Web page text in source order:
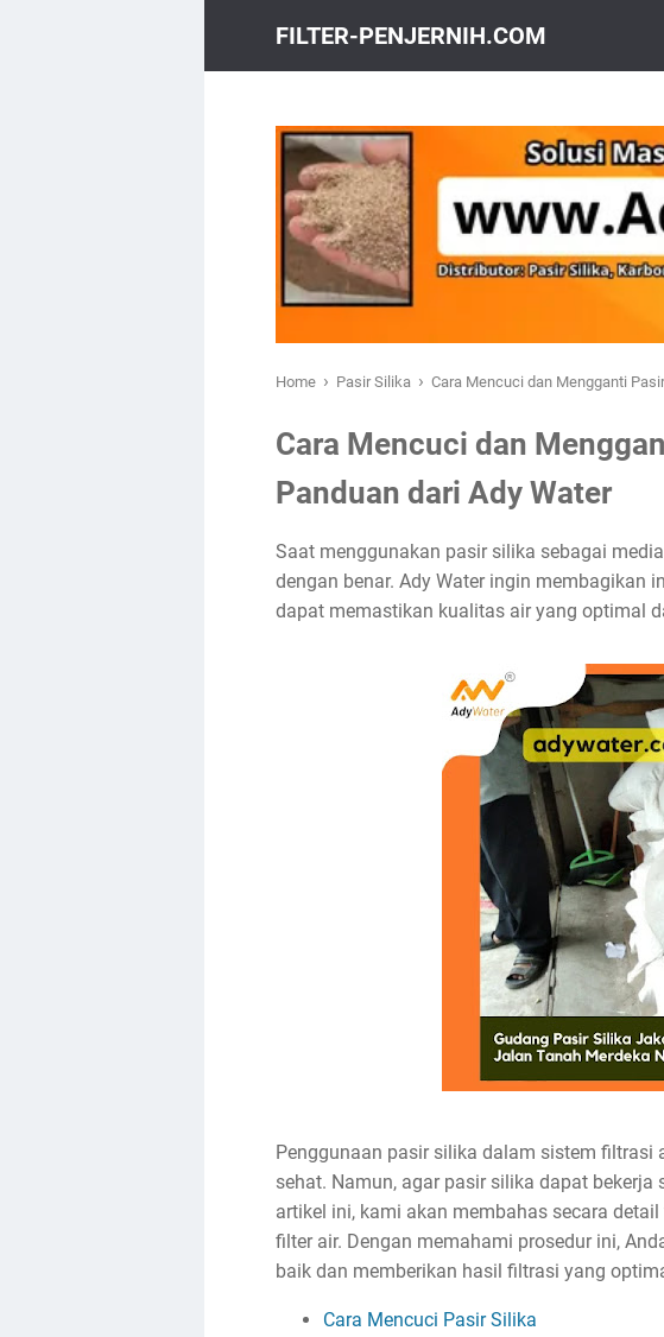
FILTER-PENJERNIH.COM
Home › Pasir Silika › Cara Mencuci dan Mengganti
Cara Mencuci dan
Panduan dari Ady Water
Saat menggunakan pasir silika sebagai
dengan benar. Ady Water ingin membagikan
dapat memastikan kualitas air yang optimal
Penggunaan pasir silika dalam sistem
sehat. Namun, agar pasir silika dapat
artikel ini, kami akan membahas secara
filter air. Dengan memahami prosedur ini,
baik dan memberikan hasil filtrasi yang
Cara Mencuci Pasir Silika